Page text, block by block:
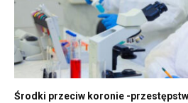
Środki przeciw koronie -